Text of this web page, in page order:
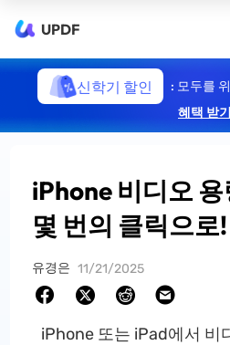
UPDF
신학기 할인
: 모두를
혜택 받기
iPhone 비디오
몇 번의 클릭으로!
유경은 11/21/2025
iPhone 또는 iPad에서 비